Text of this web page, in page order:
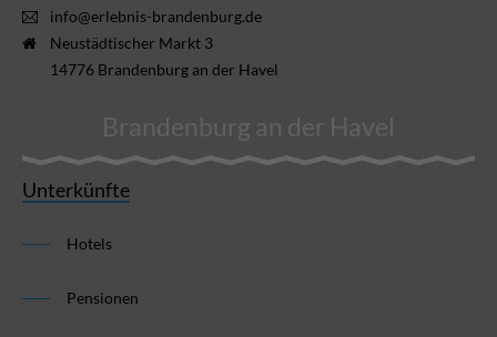
info@erlebnis-brandenburg.de
Neustädtischer Markt 3
14776 Brandenburg an der Havel
Brandenburg an der Havel
Unterkünfte
Hotels
Pensionen